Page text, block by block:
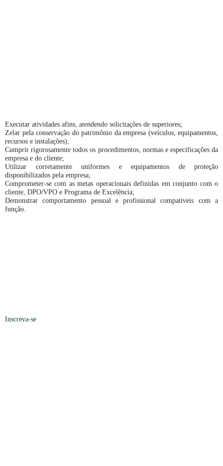
Executar atividades afins, atendendo solicitações de superiores;
Zelar pela conservação do patrimônio da empresa (veículos, equipamentos,
recursos e instalações);
Cumprir rigorosamente todos os procedimentos, normas e especificações da
empresa e do cliente;
Utilizar corretamente uniformes e equipamentos de proteção
disponibilizados pela empresa;
Comprometer-se com as metas operacionais definidas em conjunto com o
cliente, DPO/VPO e Programa de Excelência;
Demonstrar comportamento pessoal e profissional compatíveis com a
função.
Inscreva-se